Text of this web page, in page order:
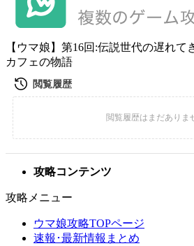
【ウマ娘】第16回:伝説世代の遅れて
カフェの物語
攻略コンテンツ
攻略メニュー
ウマ娘攻略TOPページ
速報･最新情報まとめ